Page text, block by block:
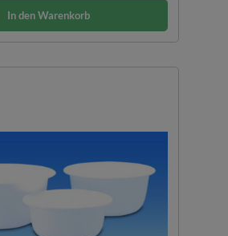
In den Warenkorb